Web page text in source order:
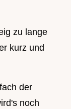
zu lange
kurz und
der
noch